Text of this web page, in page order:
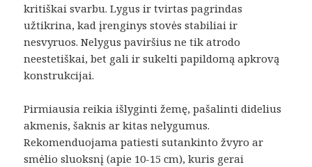
kritiškai svarbu. Lygus ir tvirtas pagrindas
užtikrina, kad įrenginys stovės stabiliai ir
nesvyruos. Nelygus paviršius ne tik atrodo
neestetiškai, bet gali ir sukelti papildomą apkrovą
konstrukcijai.
Pirmiausia reikia išlyginti žemę, pašalinti didelius
akmenis, šaknis ar kitas nelygumus.
Rekomenduojama patiesti sutankinto žvyro ar
smėlio sluoksnį (apie 10-15 cm), kuris gerai